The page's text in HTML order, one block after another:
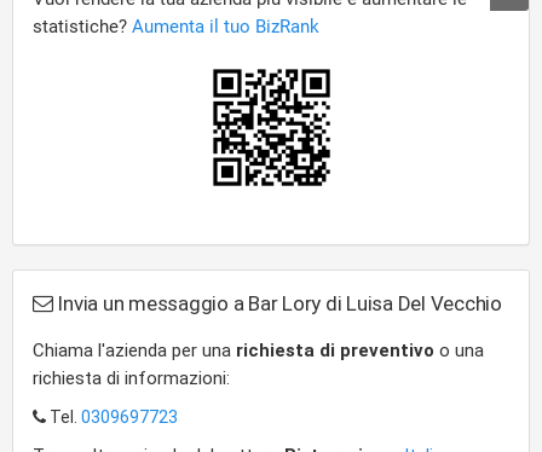
Invia un messaggio a Bar Lory di Luisa Del Vecchio
Chiama l'azienda per una richiesta di preventivo o una
richiesta di informazioni:
Tel. 0309697723